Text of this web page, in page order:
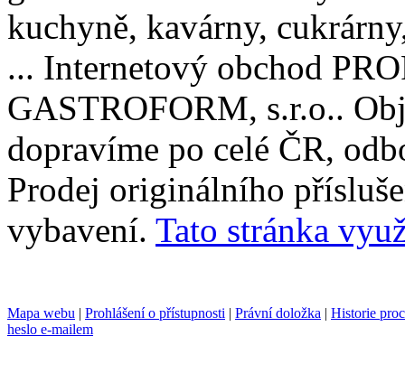
kuchyně, kavárny,
... Internetový obchod
GASTROFORM, s.r.o..
dopravíme po celé ČR,
Prodej originálního
vybavení. Tato stránka
Mapa webu | Prohlášení o přístupnosti | Právní doložka | Historie
heslo e-mailem